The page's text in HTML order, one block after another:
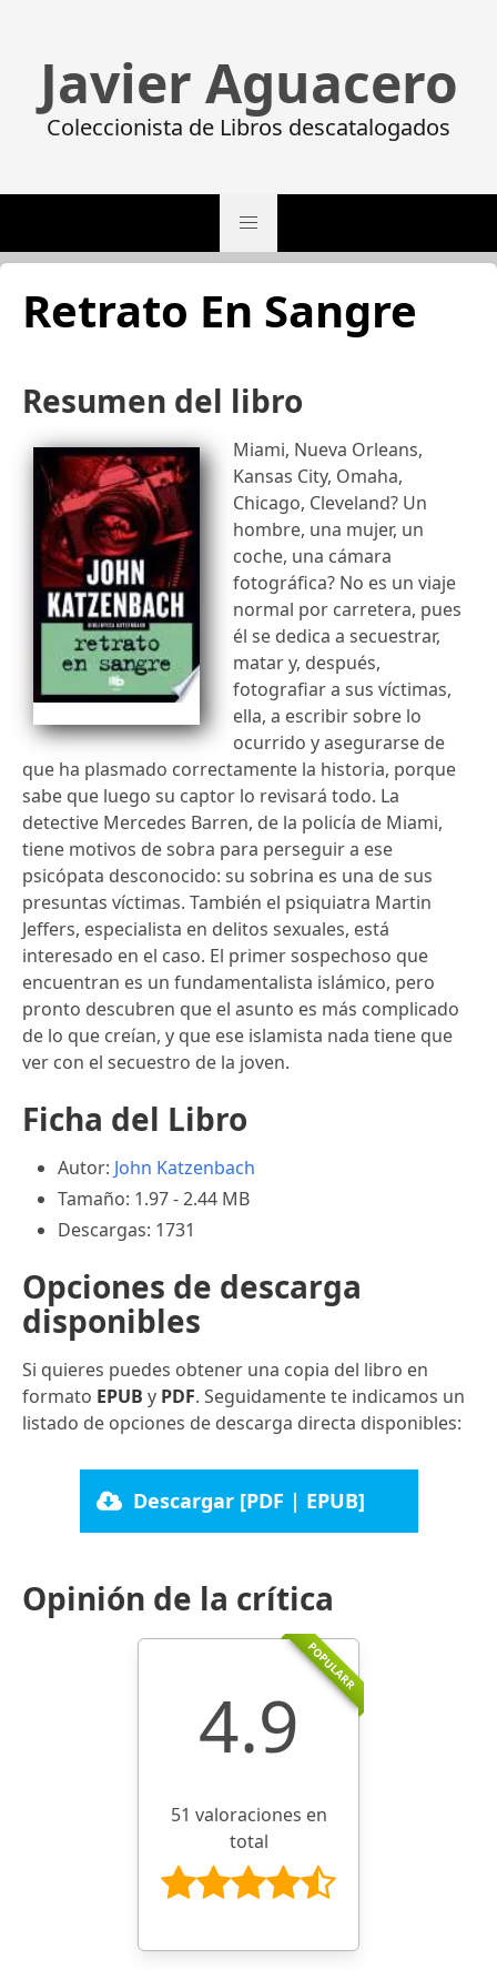
Javier Aguacero
Coleccionista de Libros descatalogados
Retrato En Sangre
Resumen del libro
Miami, Nueva Orleans,
Kansas City, Omaha,
Chicago, Cleveland? Un
hombre, una mujer, un
coche, una cámara
fotográfica? No es un viaje
normal por carretera, pues
él se dedica a secuestrar,
matar y, después,
fotografiar a sus víctimas,
ella, a escribir sobre lo
ocurrido y asegurarse de
que ha plasmado correctamente la historia, porque
sabe que luego su captor lo revisará todo. La
detective Mercedes Barren, de la policía de Miami,
tiene motivos de sobra para perseguir a ese
psicópata desconocido: su sobrina es una de sus
presuntas víctimas. También el psiquiatra Martin
Jeffers, especialista en delitos sexuales, está
interesado en el caso. El primer sospechoso que
encuentran es un fundamentalista islámico, pero
pronto descubren que el asunto es más complicado
de lo que creían, y que ese islamista nada tiene que
ver con el secuestro de la joven.
Ficha del Libro
Autor: John Katzenbach
Tamaño: 1.97 - 2.44 MB
Descargas: 1731
Opciones de descarga
disponibles
Si quieres puedes obtener una copia del libro en
formato EPUB y PDF. Seguidamente te indicamos un
listado de opciones de descarga directa disponibles:
Descargar [PDF | EPUB]
Opinión de la crítica
POPULARR
4.9
51 valoraciones en
total